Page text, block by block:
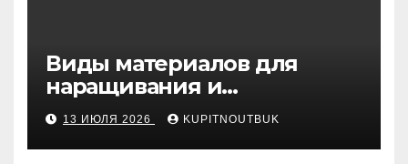
Виды материалов для
наращивания и
моделирования ногтей
13 ИЮЛЯ 2026 KUPITNOUTBUK